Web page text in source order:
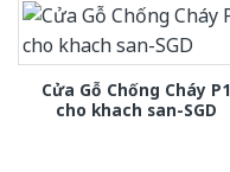
Cửa Gỗ Chống Cháy P1
cho khach san-SGD